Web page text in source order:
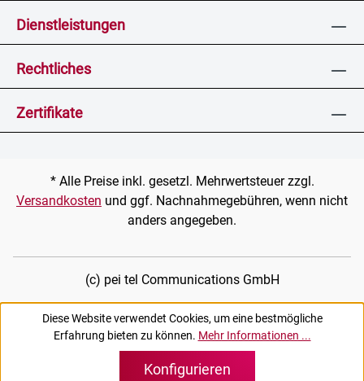
Dienstleistungen
Rechtliches
Zertifikate
* Alle Preise inkl. gesetzl. Mehrwertsteuer zzgl.
Versandkosten und ggf. Nachnahmegebühren, wenn nicht
anders angegeben.
(c) pei tel Communications GmbH
Diese Website verwendet Cookies, um eine bestmögliche
Erfahrung bieten zu können. Mehr Informationen ...
Konfigurieren